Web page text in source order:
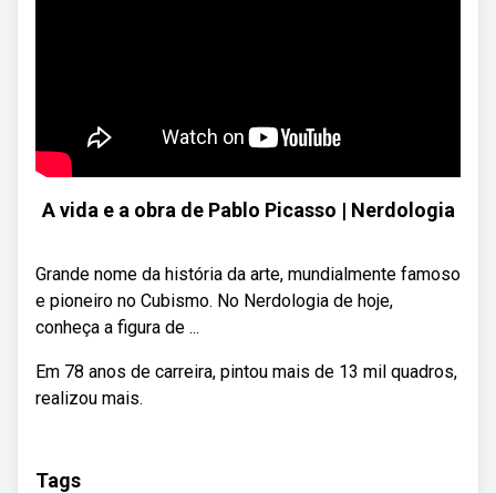
A vida e a obra de Pablo Picasso | Nerdologia
Grande nome da história da arte, mundialmente famoso
e pioneiro no Cubismo. No Nerdologia de hoje,
conheça a figura de ...
Em 78 anos de carreira, pintou mais de 13 mil quadros,
realizou mais.
Tags